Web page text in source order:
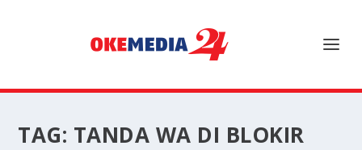
TAG: TANDA WA DI BLOKIR